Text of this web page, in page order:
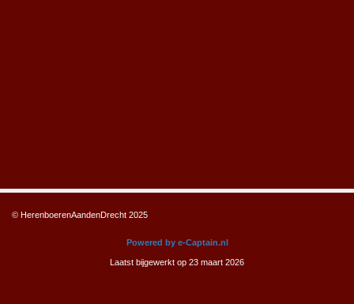
© HerenboerenAandenDrecht 2025
Powered by e-Captain.nl
Laatst bijgewerkt op 23 maart 2026